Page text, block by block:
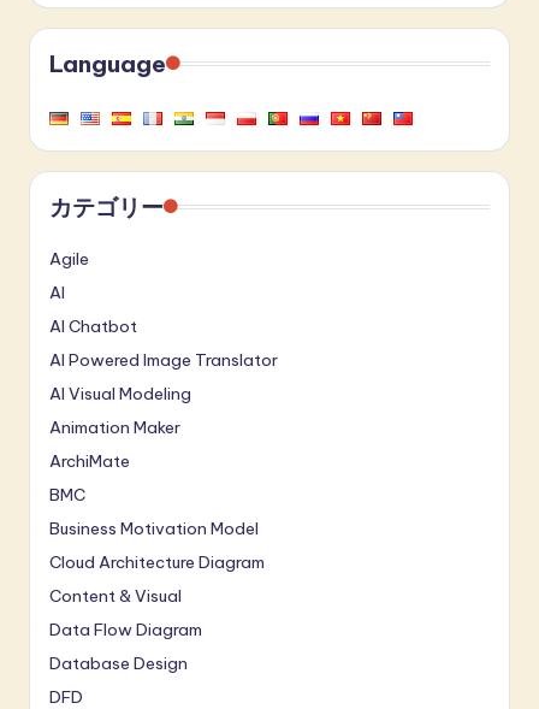
Language
カテゴリー
Agile
AI
AI Chatbot
AI Powered Image Translator
AI Visual Modeling
Animation Maker
ArchiMate
BMC
Business Motivation Model
Cloud Architecture Diagram
Content & Visual
Data Flow Diagram
Database Design
DFD